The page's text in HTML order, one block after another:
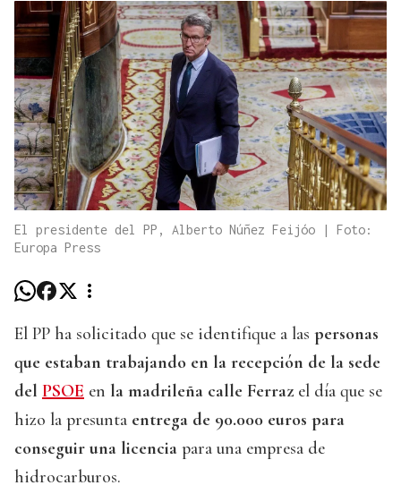
El presidente del PP, Alberto Núñez Feijóo | Foto:
Europa Press
El PP ha solicitado que se identifique a las personas
que estaban trabajando en la recepción de la sede
del PSOE en la madrileña calle Ferraz el día que se
hizo la presunta entrega de 90.000 euros para
conseguir una licencia para una empresa de
hidrocarburos.